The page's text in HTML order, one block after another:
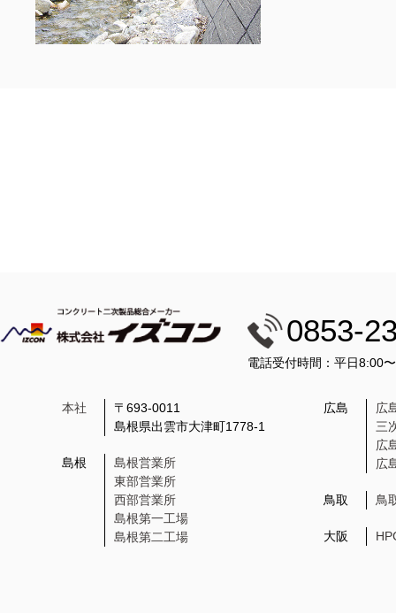
0853-
電話受付時間：平日8:00
本社
〒693-0011
島根県出雲市大津町1778-1
島根
島根営業所
東部営業所
西部営業所
島根第一工場
島根第二工場
広島
広
三
広
広
鳥取 鳥
大阪